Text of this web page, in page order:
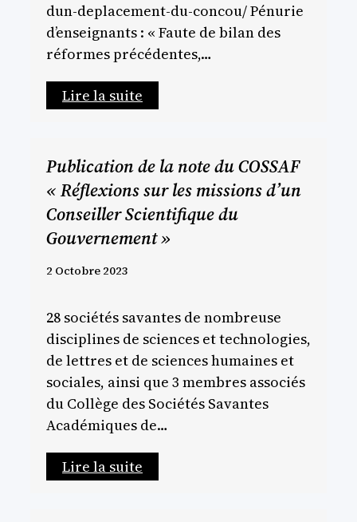
dun-deplacement-du-concou/ Pénurie
d’enseignants : « Faute de bilan des
réformes précédentes,…
Lire la suite
Publication de la note du COSSAF
« Réflexions sur les missions d’un
Conseiller Scientifique du
Gouvernement »
2 Octobre 2023
28 sociétés savantes de nombreuse
disciplines de sciences et technologies,
de lettres et de sciences humaines et
sociales, ainsi que 3 membres associés
du Collège des Sociétés Savantes
Académiques de…
Lire la suite